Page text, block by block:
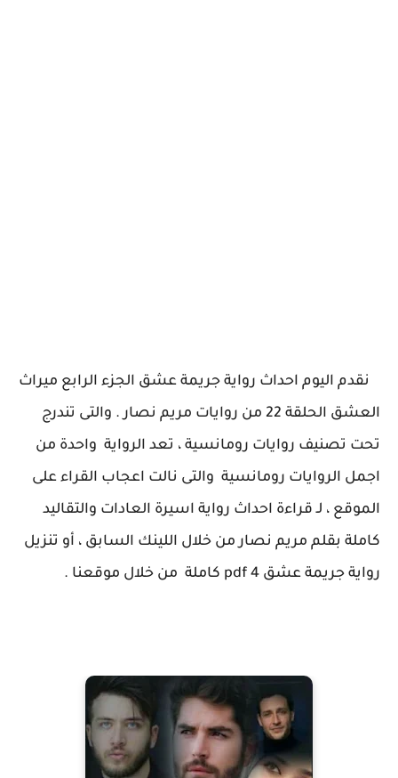
نقدم اليوم احداث رواية جريمة عشق الجزء الرابع ميراث
العشق الحلقة 22 من روايات مريم نصار . والتى تندرج
تحت تصنيف روايات رومانسية ، تعد الرواية واحدة من
اجمل الروايات رومانسية والتى نالت اعجاب القراء على
الموقع ، لـ قراءة احداث رواية اسيرة العادات والتقاليد
كاملة بقلم مريم نصار من خلال اللينك السابق ، أو تنزيل
رواية جريمة عشق 4 pdf كاملة من خلال موقعنا .